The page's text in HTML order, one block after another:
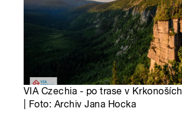
VIA Czechia - po trase v Krkonoších
| Foto: Archiv Jana Hocka